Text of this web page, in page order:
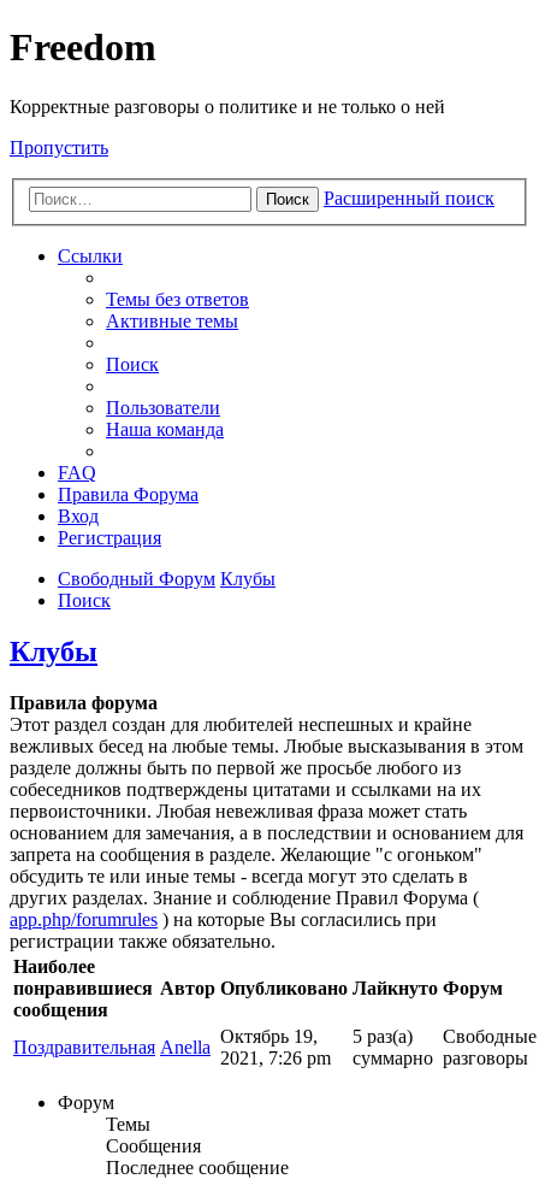
Freedom
Корректные разговоры о политике и не только о ней
Пропустить
Поиск Расширенный поиск
Ссылки
Темы без ответов
Активные темы
Поиск
Пользователи
Наша команда
FAQ
Правила Форума
Вход
Регистрация
Свободный Форум Клубы
Поиск
Клубы
Правила форума
Этот раздел создан для любителей неспешных и крайне
вежливых бесед на любые темы. Любые высказывания в этом
разделе должны быть по первой же просьбе любого из
собеседников подтверждены цитатами и ссылками на их
первоисточники. Любая невежливая фраза может стать
основанием для замечания, а в последствии и основанием для
запрета на сообщения в разделе. Желающие "с огоньком"
обсудить те или иные темы - всегда могут это сделать в
других разделах. Знание и соблюдение Правил Форума (
app.php/forumrules ) на которые Вы согласились при
регистрации также обязательно.
Наиболее
понравившиеся
сообщения
Автор Опубликовано Лайкнуто Форум
Поздравительная Anella
Октябрь 19,
2021, 7:26 pm
5 раз(а)
суммарно
Свободные
разговоры
Форум
Темы
Сообщения
Последнее сообщение